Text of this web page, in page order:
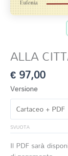
ALLA
€97,00
Versione
SVUOTA
Il PDF sarà